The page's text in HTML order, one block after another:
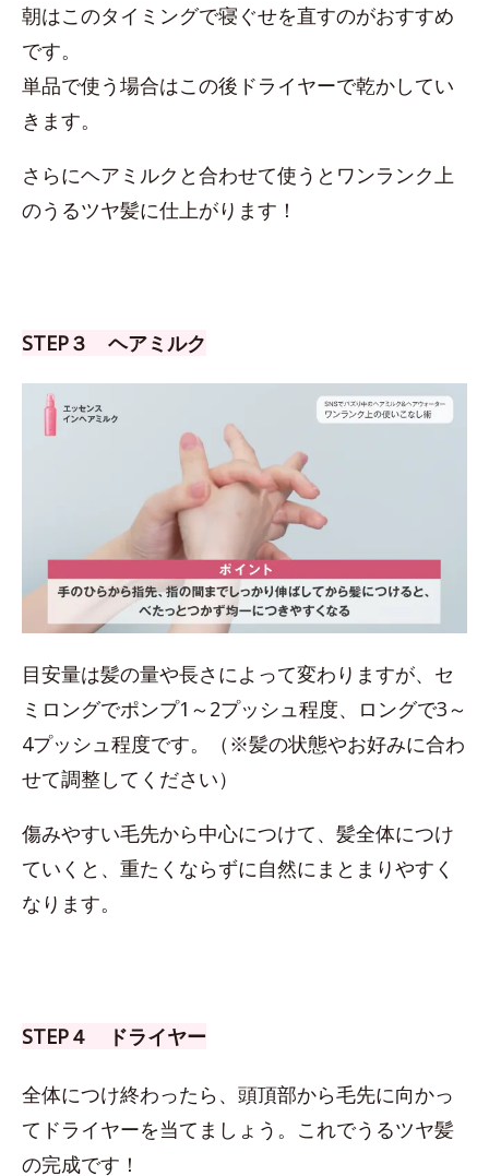
朝はこのタイミングで寝ぐせを直すのがおすすめ
です。
単品で使う場合はこの後ドライヤーで乾かしてい
きます。
さらにヘアミルクと合わせて使うとワンランク上
のうるツヤ髪に仕上がります！
STEP３ ヘアミルク
目安量は髪の量や長さによって変わりますが、セ
ミロングでポンプ1～2プッシュ程度、ロングで3～
4プッシュ程度です。（※髪の状態やお好みに合わ
せて調整してください）
傷みやすい毛先から中心につけて、髪全体につけ
ていくと、重たくならずに自然にまとまりやすく
なります。
STEP４ ドライヤー
全体につけ終わったら、頭頂部から毛先に向かっ
てドライヤーを当てましょう。これでうるツヤ髪
の完成です！